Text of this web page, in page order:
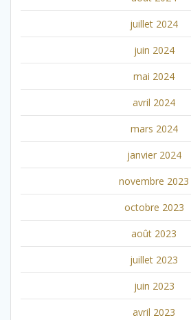
juillet 2024
juin 2024
mai 2024
avril 2024
mars 2024
janvier 2024
novembre 2023
octobre 2023
août 2023
juillet 2023
juin 2023
avril 2023